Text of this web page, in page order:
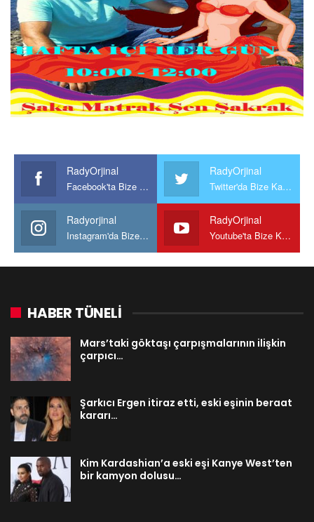
RadyOrjinal
Facebook'ta Bize Katılın
RadyOrjinal
Twitter'da Bize Katılın
Radyorjinal
Instagram'da Bize katılın
RadyOrjinal
Youtube'ta Bize Katılın
HABER TÜNELİ
Mars’taki göktaşı çarpışmalarının ilişkin
çarpıcı…
Şarkıcı Ergen itiraz etti, eski eşinin beraat
kararı…
Kim Kardashian’a eski eşi Kanye West’ten
bir kamyon dolusu…